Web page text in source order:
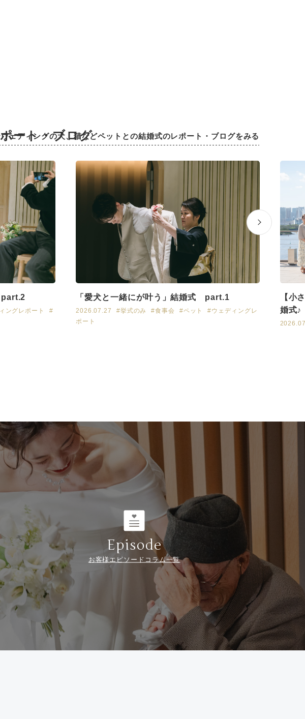
ート・ブログ
ェディングの犬、猫などペットとの結婚式のレポート・ブログをみる
part.2
ングレポート
#
「愛犬と一緒にが叶う」結婚式 part.1
2026.07.27 #挙式のみ #食事会 #ペット
#ウェディングレ
ポート
【小
婚式♪
Episode
お客様エピソードコラム一覧